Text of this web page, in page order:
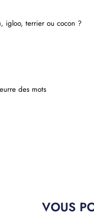
igloo, terrier ou cocon ?
des mots
VOUS